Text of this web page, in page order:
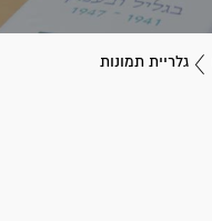
גלריית תמונות